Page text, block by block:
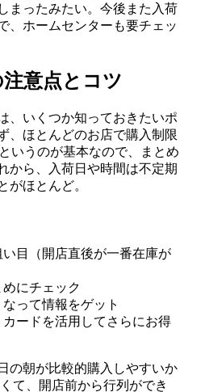
まったみたい。今後また入荷
、ホームセンターも要チェッ
意点とコツ
、いくつか知っておきたいポ
、ほとんどのお店で購入制限
いうのが基本なので、まとめ
から、入荷日や時間は不定期
がほとんど。
目（開店直後が一番在庫が
にチェック
って情報をゲット
ードを活用してさらにお得
の朝が比較的購入しやすいか
て、開店前から行列ができ